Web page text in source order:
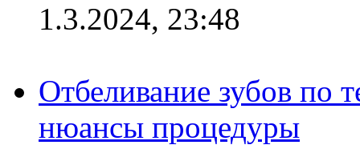
1.3.2024, 23:48
Отбеливание зубов по
нюансы процедуры